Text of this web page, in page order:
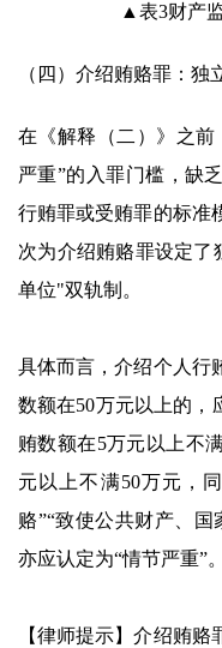
▲表3财产
（四）介绍贿赂罪：独
在《解释（二）》之
严重”的入罪门槛，缺
行贿罪或受贿罪的标准
次为介绍贿赂罪设定
单位"双轨制。
具体而言，介绍个人行
数额在50万元以上的，
贿数额在5万元以上不
元以上不满50万元，
赂”“致使公共财产、国
亦应认定为“情节严重”。
【律师提示】介绍贿